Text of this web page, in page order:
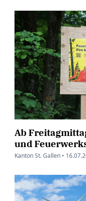
Ab
und
Kanton St. Gallen •